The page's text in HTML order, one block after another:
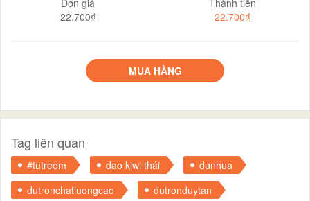
22.700₫
22.700₫
MUA HÀNG
Tag liên quan
#tutreem dao kiwi thái
dunhua
dutronchatluongcao
dutronduytan